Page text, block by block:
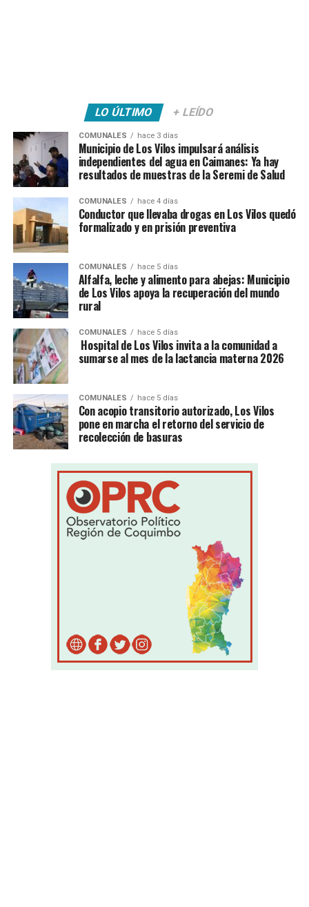
LO ÚLTIMO + LEÍDO
COMUNALES hace 3 días
Municipio de Los Vilos impulsará análisis
independientes del agua en Caimanes: Ya hay
resultados de muestras de la Seremi de Salud
COMUNALES hace 4 días
Conductor que llevaba drogas en Los Vilos quedó
formalizado y en prisión preventiva
COMUNALES hace 5 días
Alfalfa, leche y alimento para abejas: Municipio
de Los Vilos apoya la recuperación del mundo
rural
COMUNALES hace 5 días
Hospital de Los Vilos invita a la comunidad a
sumarse al mes de la lactancia materna 2026
COMUNALES hace 5 días
Con acopio transitorio autorizado, Los Vilos
pone en marcha el retorno del servicio de
recolección de basuras